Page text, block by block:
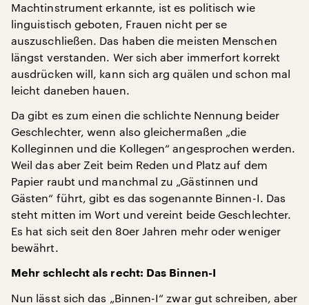
Machtinstrument erkannte, ist es politisch wie
linguistisch geboten, Frauen nicht per se
auszuschließen. Das haben die meisten Menschen
längst verstanden. Wer sich aber immerfort korrekt
ausdrücken will, kann sich arg quälen und schon mal
leicht daneben hauen.
Da gibt es zum einen die schlichte Nennung beider
Geschlechter, wenn also gleichermaßen „die
Kolleginnen und die Kollegen“ angesprochen werden.
Weil das aber Zeit beim Reden und Platz auf dem
Papier raubt und manchmal zu „Gästinnen und
Gästen“ führt, gibt es das sogenannte Binnen-I. Das
steht mitten im Wort und vereint beide Geschlechter.
Es hat sich seit den 80er Jahren mehr oder weniger
bewährt.
Mehr schlecht als recht: Das Binnen-I
Nun lässt sich das „Binnen-I“ zwar gut schreiben, aber